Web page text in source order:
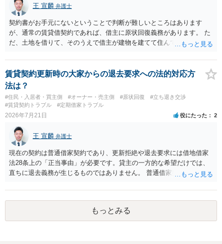
王 宣麟 弁護士
契約書がお手元にないということで判断が難しいところはあります
が、通常の賃貸借契約であれば、借主に原状回復義務があります。 た
だ、土地を借りて、そのうえで借主が建物を建てて住んでいたケース
であれば、建物を収去して土地を明渡す義務は原則生じないはずで
す。 その後、建物を平屋に立て替えた場合であっても、貸主の承諾を
得ているのであれば、単純に費用を捻出した側に平屋の所有権が帰属
する、という話になるわけでもないように思います。 そのため、現
状、解体費用を負担することが明確な案件ではないため、まずは相手
に請求の根拠（なぜ当方が平屋の解体費用を負担しなければならない
賃貸契約更新時の大家からの退去要求への法的対応方
法は？
#住民・入居者・買主側 #オーナー・売主側 #原状回復
#立ち退き交渉
#賃貸契約トラブル
#定期借家トラブル
2026年7月21日 役にたった 2
王 宣麟 弁護士
現在の契約は普通借家契約であり、更新拒絶や退去要求には借地借家
法28条上の「正当事由」が必要です。貸主の一方的な希望だけでは、
直ちに退去義務が生じるものではありません。 普通借家契約から定期
新たな定期借家契約を締結する形になりますが、これは任意の合意が
前提であり、借主が同意しなければ成立しません。 12年間の居住実
績、子どもの学校や地域とのつながり、転居費用の準備が困難な事情
などは、借主側の強い居住継続の必要性として正当事由判断において
もっとみる